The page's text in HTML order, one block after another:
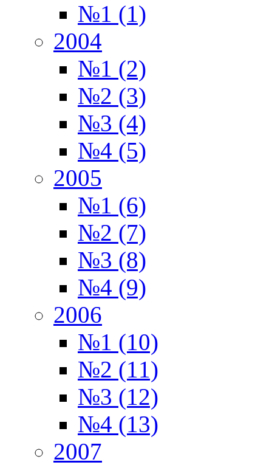
№1 (1)
2004
№1 (2)
№2 (3)
№3 (4)
№4 (5)
2005
№1 (6)
№2 (7)
№3 (8)
№4 (9)
2006
№1 (10)
№2 (11)
№3 (12)
№4 (13)
2007